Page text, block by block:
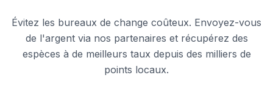
Évitez les bureaux de change coûteux. Envoyez-vous
de l'argent via nos partenaires et récupérez des
espèces à de meilleurs taux depuis des milliers de
points locaux.